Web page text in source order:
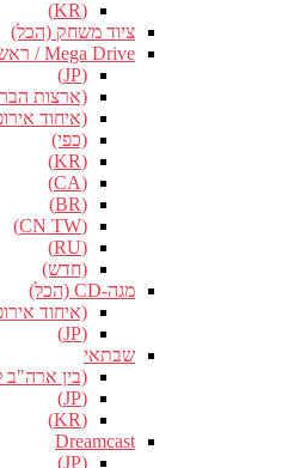
(KR)
ציוד משחק (הכל)
Mega Drive / ראשית
(JP)
(ארצות
(איחוד
(כפי)
(KR)
(CA)
(BR)
(CN TW)
(RU)
(חדש)
מגה-CD (הכל)
(איחוד
(JP)
שבתאי
(בין ארה"ב
(JP)
(KR)
Dreamcast
(JP)